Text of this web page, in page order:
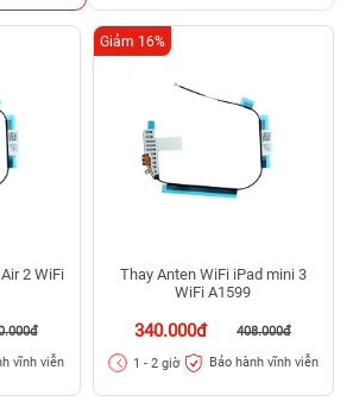
2 WiFi
vĩnh viễn
Thay Anten WiFi iPad mini 3
WiFi A1599
340.000đ 408.000đ
Giảm 16%
1 - 2 giờ Bảo hành vĩnh viễn